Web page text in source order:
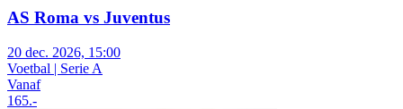
AS Roma vs Juventus
20 dec. 2026, 15:00
Voetbal | Serie A
Vanaf
165.-